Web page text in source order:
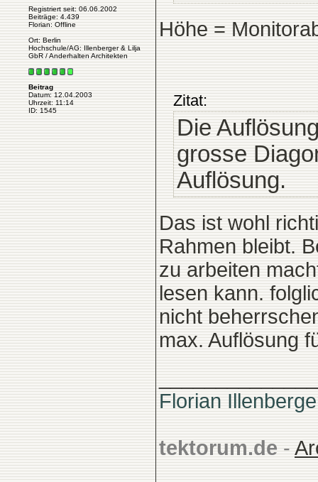
Registriert seit: 06.06.2002
Beiträge: 4.439
Florian: Offline
Ort: Berlin
Hochschule/AG: Illenberger & Lilja
GbR / Anderhalten Architekten
Beitrag
Datum: 12.04.2003
Uhrzeit: 11:14
ID: 1545
Höhe =
Zitat:
Die
grosse
Auflösung.
Das ist wohl
Rahmen bleibt.
zu arbeiten
lesen kann.
nicht
max. Auflösung
Florian
tektorum.de -